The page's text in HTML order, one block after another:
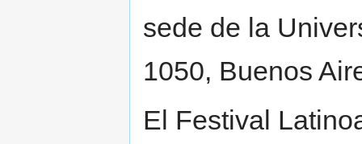
sede de la
1050, Buenos
El Festival